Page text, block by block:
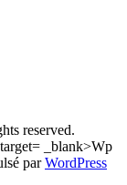
reserved.
_blank>Wp
parWordPress